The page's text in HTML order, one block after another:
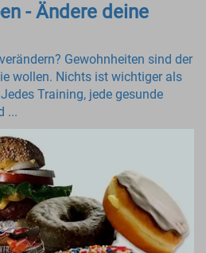
- Ändere deine
Gewohnheiten sind der
wollen. Nichts ist wichtiger als
Training, jede gesunde
...